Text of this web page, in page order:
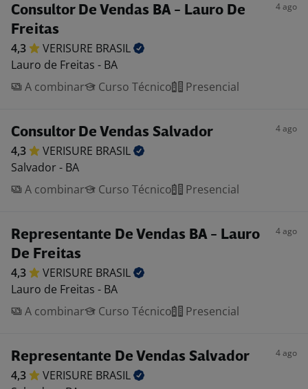
Consultor De Vendas BA - Lauro De
Freitas
4 ago
4,3 VERISURE BRASIL
Lauro de Freitas - BA
A combinar
Curso Técnico Presencial
Consultor De Vendas Salvador 4 ago
4,3 VERISURE BRASIL
Salvador - BA
A combinar
Curso Técnico Presencial
Representante De Vendas BA - Lauro
De Freitas
4 ago
4,3 VERISURE BRASIL
Lauro de Freitas - BA
A combinar
Curso Técnico Presencial
Representante De Vendas Salvador 4 ago
4,3 VERISURE BRASIL